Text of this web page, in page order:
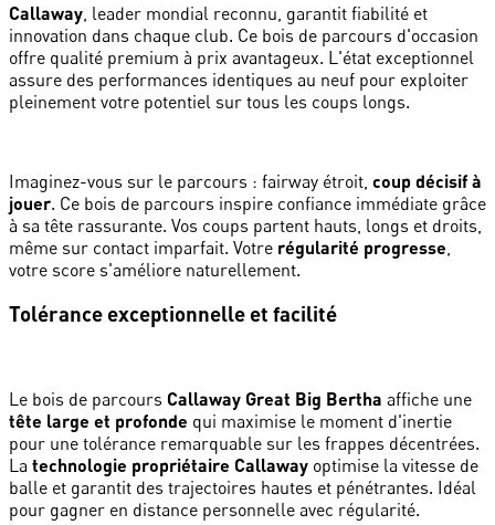
Callaway , leader mondial reconnu, garantit fiabilité et
innovation dans chaque club. Ce bois de parcours d'occasion
offre qualité premium à prix avantageux. L'état exceptionnel
assure des performances identiques au neuf pour exploiter
pleinement votre potentiel sur tous les coups longs.
Imaginez-vous sur le parcours : fairway étroit, coup décisif à
jouer. Ce bois de parcours inspire confiance immédiate grâce
à sa tête rassurante. Vos coups partent hauts, longs et droits,
même sur contact imparfait. Votre régularité progresse
votre score s'améliore naturellement.
Tolérance exceptionnelle et facilité
Le bois de parcours Callaway Great Big Bertha affiche une
tête large et profonde qui maximise le moment d'inertie
pour une tolérance remarquable sur les frappes décentrées.
La technologie propriétaire Callaway optimise la vitesse de
balle et garantit des trajectoires hautes et pénétrantes. Idéal
pour gagner en distance personnelle avec régularité.